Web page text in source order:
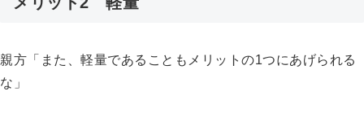
親方「また、軽量であることもメリットの1つにあげられる
な」